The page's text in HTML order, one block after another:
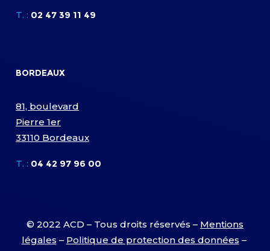
T. : 02 47 39 11 49
BORDEAUX
81, boulevard
Pierre 1er
33110 Bordeaux
T. : 04 42 97 96 00
© 2022 ACD – Tous droits réservés – Mentions
légales – Politique de protection des données –